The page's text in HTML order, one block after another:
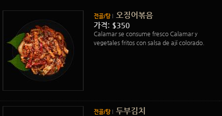
전골/탕 오징어볶음
가격: $350
Calamar se consume fresco Calamar y
vegetales fritos con salsa de ají colorado.
전골/탕 두부김치